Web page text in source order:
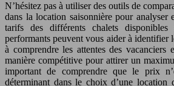
N’hésitez pas à utiliser des outils de
dans la location saisonnière pour analyser
tarifs des différents chalets
performants peuvent vous aider à identifier
à comprendre les attentes des vacanciers
manière compétitive pour attirer un
important de comprendre que le prix
déterminant dans le choix d’une location